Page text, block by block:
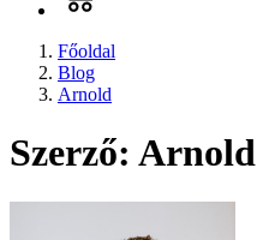
Főoldal
Blog
Arnold
Szerző: Arnold